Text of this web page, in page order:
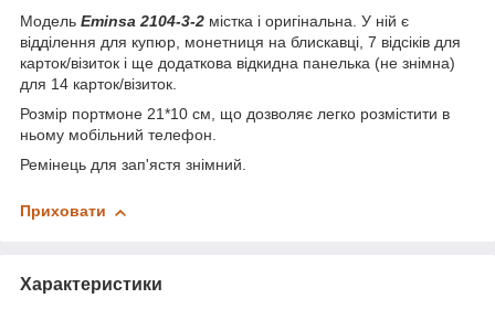
Модель Eminsa 2104-3-2 містка і оригінальна. У ній є
відділення для купюр, монетниця на блискавці, 7 відсіків для
карток/візиток і ще додаткова відкидна панелька (не знімна)
для 14 карток/візиток.
Розмір портмоне 21*10 см, що дозволяє легко розмістити в
ньому мобільний телефон.
Ремінець для зап'ястя знімний.
Приховати
Характеристики